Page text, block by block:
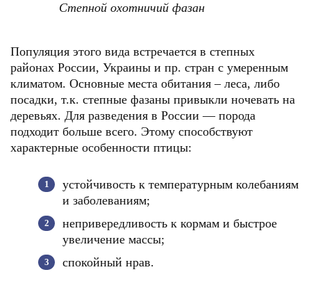
Степной охотничий фазан
Популяция этого вида встречается в степных
районах России, Украины и пр. стран с умеренным
климатом. Основные места обитания – леса, либо
посадки, т.к. степные фазаны привыкли ночевать на
деревьях. Для разведения в России — порода
подходит больше всего. Этому способствуют
характерные особенности птицы:
устойчивость к температурным колебаниям
и заболеваниям;
непривередливость к кормам и быстрое
увеличение массы;
спокойный нрав.